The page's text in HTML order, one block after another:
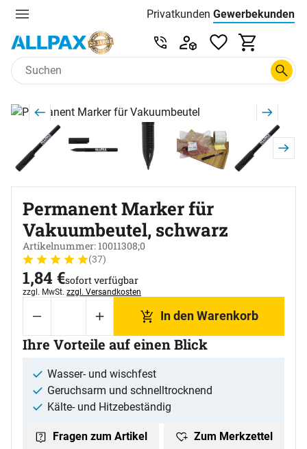
Menu Privatkunden Preisliste:
Gewerbekunden
Zum Hauptinhalt springen
Service & Beratung unter
Produktgalerie
Zur Kaufbox springen
Permanent Marker für
Vakuumbeutel, schwarz
Artikelnummer: 10011308;0
Bewertung: 5 von 5 (37 Bewertungen)
37 Bewertungen
(37)
1,84 €sofort verfügbar
Steuerhinweis:
zzgl. MwSt. zzgl. Versandkosten
In den Warenkorb
Ihre Vorteile auf einen Blick
Wasser- und wischfest
Geruchsarm und schnelltrocknend
Kälte- und Hitzebeständig
Fragen zum Artikel Zum Merkzettel